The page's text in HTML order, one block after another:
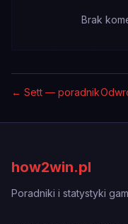
Brak
← Sett — poradnik
how2win.pl
Poradniki i statystyki